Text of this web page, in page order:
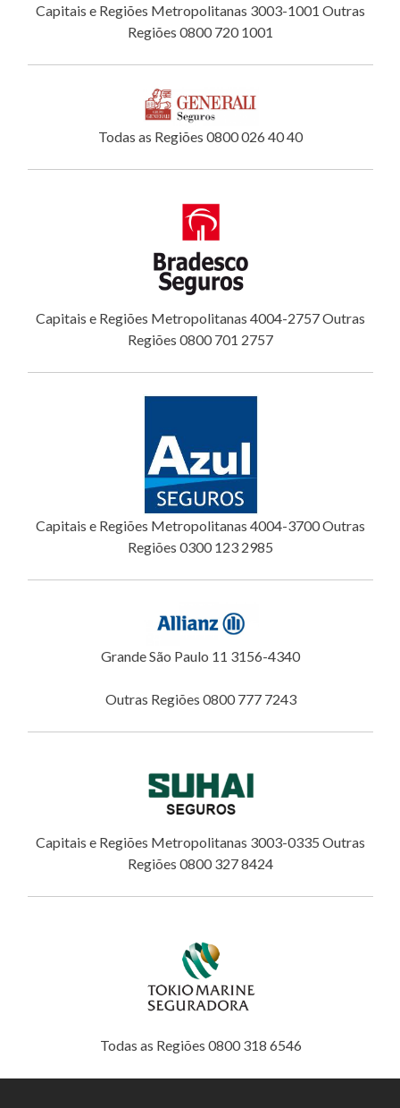
Capitais e Regiões Metropolitanas 3003-1001 Outras
Regiões 0800 720 1001
Todas as Regiões 0800 026 40 40
Capitais e Regiões Metropolitanas 4004-2757 Outras
Regiões 0800 701 2757
Capitais e Regiões Metropolitanas 4004-3700 Outras
Regiões 0300 123 2985
Grande São Paulo 11 3156-4340
Outras Regiões 0800 777 7243
Capitais e Regiões Metropolitanas 3003-0335 Outras
Regiões 0800 327 8424
Todas as Regiões 0800 318 6546